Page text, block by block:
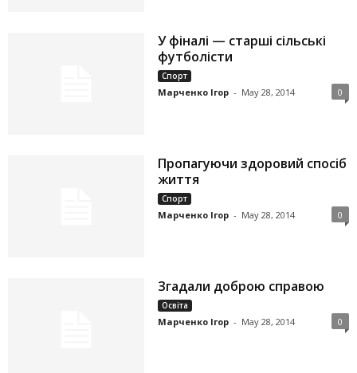
У фіналі — старші сільські
футболісти
Спорт
Марченко Ігор - May 28, 2014 0
Пропагуючи здоровий спосіб
життя
Спорт
Марченко Ігор - May 28, 2014 0
Згадали доброю справою
Освіта
Марченко Ігор - May 28, 2014 0